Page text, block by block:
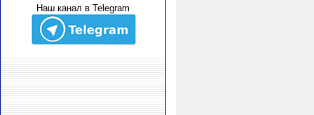
Наш канал в Telegram